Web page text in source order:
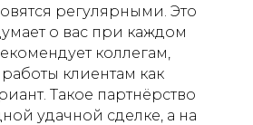
регулярными. Это
о вас при каждом
коллегам,
клиентам как
Такое партнёрство
удачной сделке, а на